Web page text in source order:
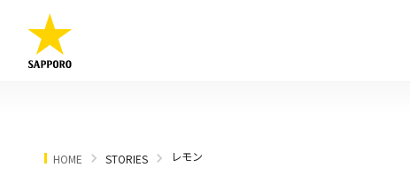
HOME STORIES レモン